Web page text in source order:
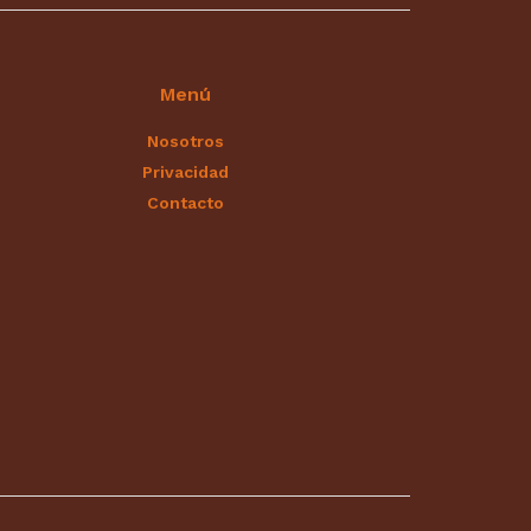
Menú
Nosotros
Privacidad
Contacto